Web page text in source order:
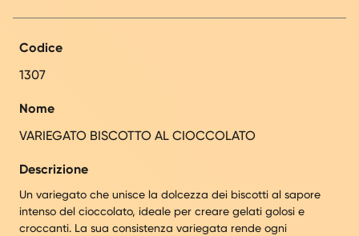
Codice
1307
Nome
VARIEGATO BISCOTTO AL CIOCCOLATO
Descrizione
Un variegato che unisce la dolcezza dei biscotti al sapore
intenso del cioccolato, ideale per creare gelati golosi e
croccanti. La sua consistenza variegata rende ogni